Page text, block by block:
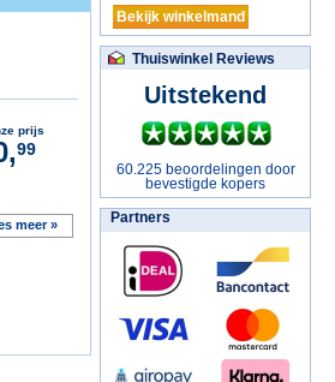
prijs
99
meer »
Bekijk winkelmand
Thuiswinkel Reviews
Uitstekend
60.225 beoordelingen door
bevestigde kopers
Partners